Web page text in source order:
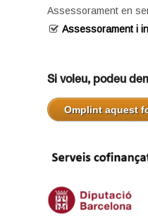
Assessorament en
Assessorament i
Si voleu, podeu
Omplint aquest